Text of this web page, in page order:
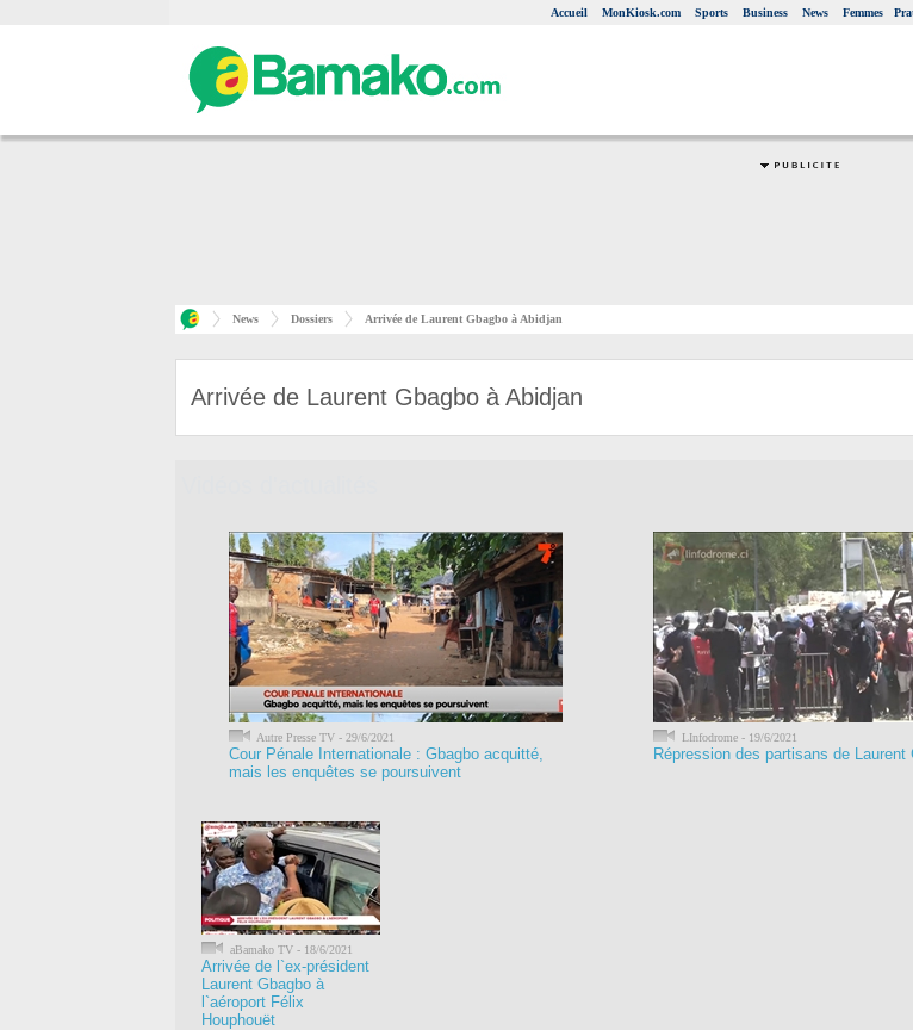
Accueil MonKiosk.com Sports Business News Femmes
News Dossiers Arrivée de Laurent Gbagbo à Abidjan
Arrivée de Laurent Gbagbo à Abidjan
Autre Presse TV - 29/6/2021
Cour Pénale Internationale : Gbagbo acquitté,
mais les enquêtes se poursuivent
LInfodrome - 19/6/2021
Répression des partisans de Laurent
aBamako TV - 18/6/2021
Arrivée de l`ex-président
Laurent Gbagbo à
l`aéroport Félix
Houphouët